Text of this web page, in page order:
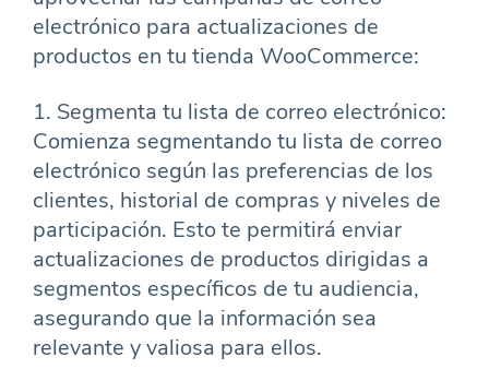
electrónico para actualizaciones de
productos en tu tienda WooCommerce:
1. Segmenta tu lista de correo electrónico:
Comienza segmentando tu lista de correo
electrónico según las preferencias de los
clientes, historial de compras y niveles de
participación. Esto te permitirá enviar
actualizaciones de productos dirigidas a
segmentos específicos de tu audiencia,
asegurando que la información sea
relevante y valiosa para ellos.